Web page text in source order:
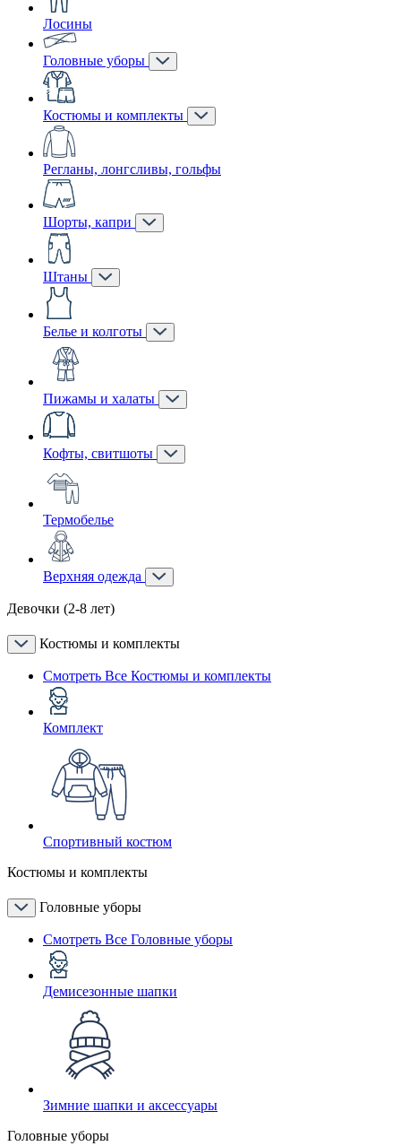
Лосины
Головные уборы
Костюмы и комплекты
Регланы, лонгсливы, гольфы
Шорты, капри
Штаны
Белье и колготы
Пижамы и халаты
Кофты, свитшоты
Термобелье
Верхняя одежда
Девочки (2-8 лет)
Костюмы и комплекты
Смотреть Все Костюмы и комплекты
Комплект
Спортивный костюм
Костюмы и комплекты
Головные уборы
Смотреть Все Головные уборы
Демисезонные шапки
Зимние шапки и аксессуары
Головные уборы